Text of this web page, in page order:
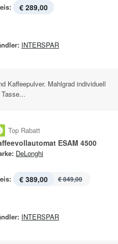
€ 289,00
INTERSPAR
Kaffeepulver. Mahlgrad individuell
Top Rabatt
ESAM 4500
DeLonghi
€ 389,00 € 849,00
INTERSPAR